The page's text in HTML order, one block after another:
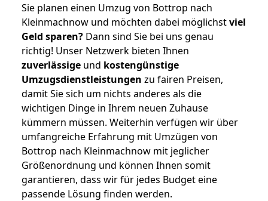
Sie planen einen Umzug von Bottrop nach
Kleinmachnow und möchten dabei möglichstviel
Geld sparen? Dann sind Sie bei uns genau
richtig! Unser Netzwerk bieten Ihnen
zuverlässige und kostengünstige
Umzugsdienstleistungen zu fairen Preisen,
damit Sie sich um nichts anderes als die
wichtigen Dinge in Ihrem neuen Zuhause
kümmern müssen. Weiterhin verfügen wir über
umfangreiche Erfahrung mit Umzügen von
Bottrop nach Kleinmachnow mit jeglicher
Größenordnung und können Ihnen somit
garantieren, dass wir für jedes Budget eine
passende Lösung finden werden.